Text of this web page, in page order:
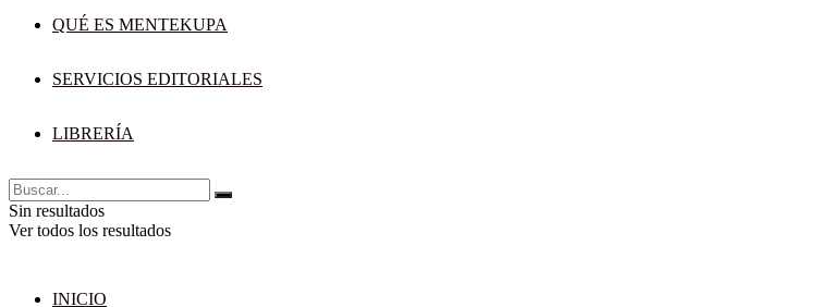
QUÉ ES MENTEKUPA
SERVICIOS EDITORIALES
LIBRERÍA
Sin resultados
Ver todos los resultados
INICIO